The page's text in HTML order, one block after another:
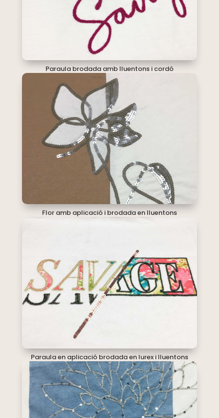
Paraula brodada amb lluentons i cordó
Flor amb aplicació i brodada en lluentons
Paraula en aplicació brodada en lurex i lluentons